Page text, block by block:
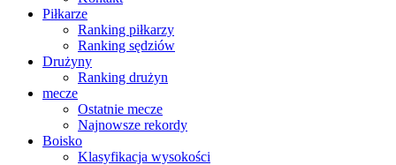
Piłkarze
Ranking piłkarzy
Ranking sędziów
Drużyny
Ranking drużyn
mecze
Ostatnie mecze
Najnowsze rekordy
Boisko
Klasyfikacja wysokości